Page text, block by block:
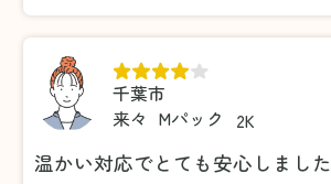
千葉市
来々 Mパック 2K
温かい対応でとても安心しました